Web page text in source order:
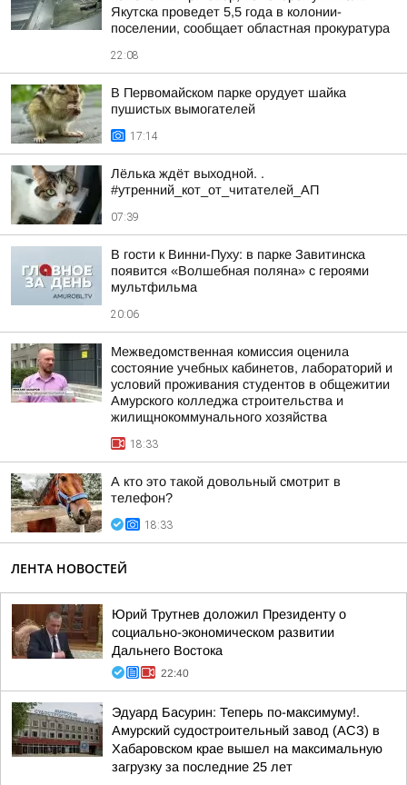
Якутска проведет 5,5 года в колонии-
поселении, сообщает областная прокуратура
22:08
В Первомайском парке орудует шайка
пушистых вымогателей
17:14
Лёлька ждёт выходной. .
#утренний_кот_от_читателей_АП
07:39
В гости к Винни-Пуху: в парке Завитинска
появится «Волшебная поляна» с героями
мультфильма
20:06
Межведомственная комиссия оценила
состояние учебных кабинетов, лабораторий и
условий проживания студентов в общежитии
Амурского колледжа строительства и
жилищнокоммунального хозяйства
18:33
А кто это такой довольный смотрит в
телефон?
18:33
ЛЕНТА НОВОСТЕЙ
Юрий Трутнев доложил Президенту о
социально-экономическом развитии
Дальнего Востока
22:40
Эдуард Басурин: Теперь по-максимуму!.
Амурский судостроительный завод (АСЗ) в
Хабаровском крае вышел на максимальную
загрузку за последние 25 лет